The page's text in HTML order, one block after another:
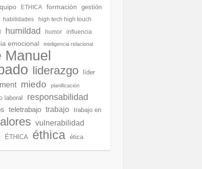
ETHICA formación
gestión
habilidades
high tech high touch
humildad humor influencia
emocional inteligencia relacional
Manuel
liderazgo líder
miedo planificación
laboral responsabilidad
teletrabajo trabajo
trabajo en
vulnerabilidad
ÉTHICA éthica ética